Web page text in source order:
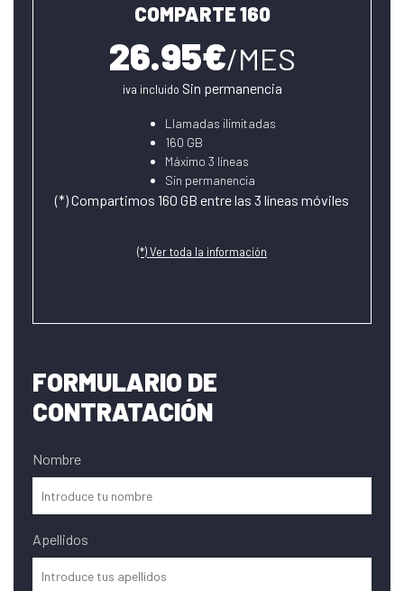
COMPARTE 160
26.95€/MES
iva incluido Sin permanencia
Llamadas ilimitadas
160 GB
Máximo 3 líneas
Sin permanencia
(*) Compartimos 160 GB entre las 3 líneas móviles
(*) Ver toda la información
FORMULARIO DE
CONTRATACIÓN
Nombre
Apellidos